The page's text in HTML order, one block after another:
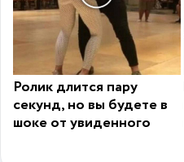
Ролик длится пару
секунд, но вы будете в
шоке от увиденного